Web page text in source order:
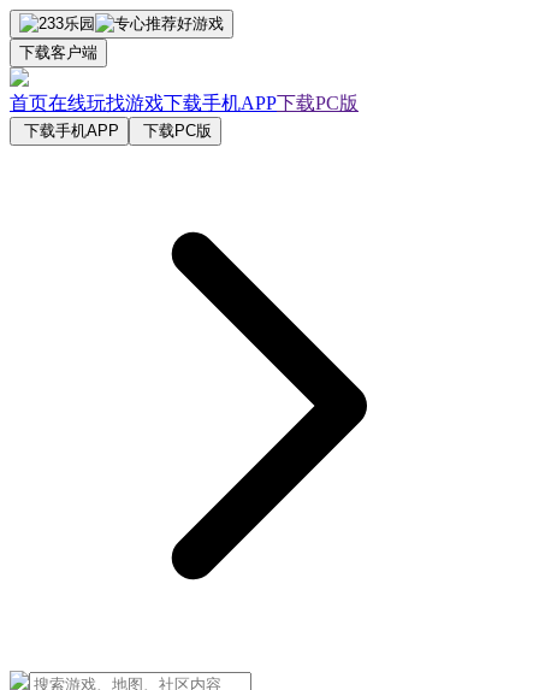
下载客户端
首页在线玩找游戏下载手机APP下载PC版
下载手机APP 下载PC版